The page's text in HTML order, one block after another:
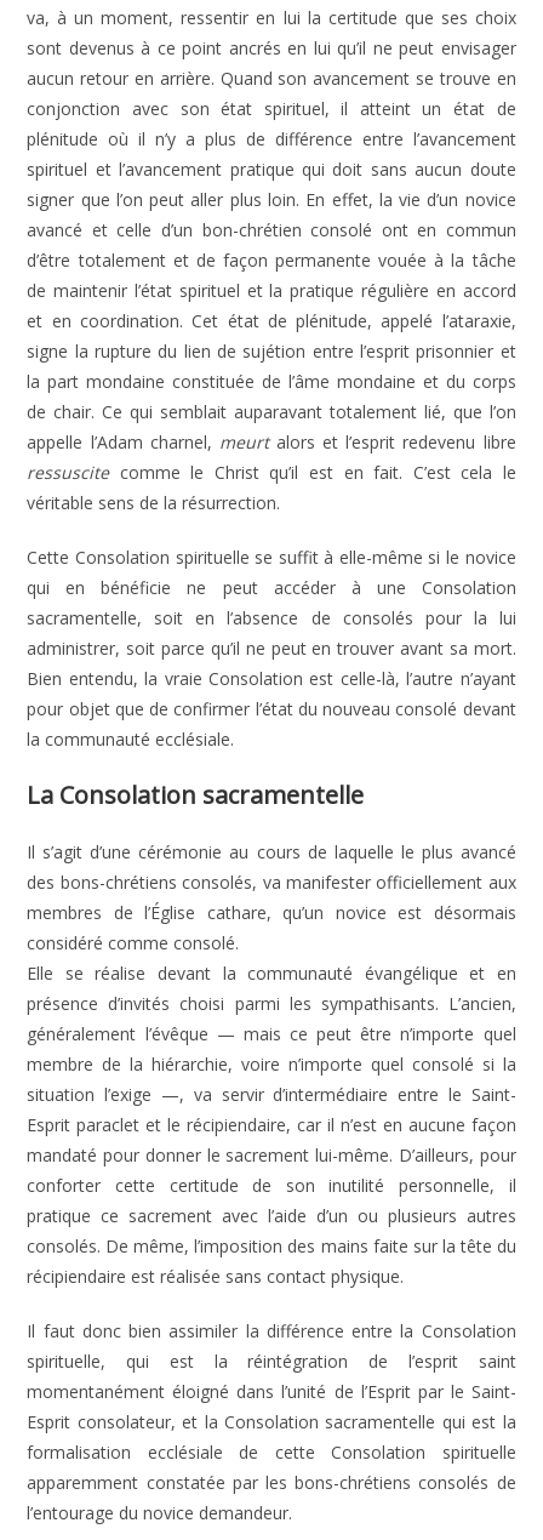
va, à un moment, ressentir en lui la certitude que ses choix
sont devenus à ce point ancrés en lui qu’il ne peut envisager
aucun retour en arrière. Quand son avancement se trouve en
conjonction avec son état spirituel, il atteint un état de
plénitude où il n’y a plus de différence entre l’avancement
spirituel et l’avancement pratique qui doit sans aucun doute
signer que l’on peut aller plus loin. En effet, la vie d’un novice
avancé et celle d’un bon-chrétien consolé ont en commun
d’être totalement et de façon permanente vouée à la tâche
de maintenir l’état spirituel et la pratique régulière en accord
et en coordination. Cet état de plénitude, appelé l’ataraxie,
signe la rupture du lien de sujétion entre l’esprit prisonnier et
la part mondaine constituée de l’âme mondaine et du corps
de chair. Ce qui semblait auparavant totalement lié, que l’on
appelle l’Adam charnel, meurtalors et l’esprit redevenu libre
ressuscitecomme le Christ qu’il est en fait. C’est cela le
véritable sens de la résurrection.
Cette Consolation spirituelle se suffit à elle-même si le novice
qui en bénéficie ne peut accéder à une Consolation
sacramentelle, soit en l’absence de consolés pour la lui
administrer, soit parce qu’il ne peut en trouver avant sa mort.
Bien entendu, la vraie Consolation est celle-là, l’autre n’ayant
pour objet que de confirmer l’état du nouveau consolé devant
la communauté ecclésiale.
La Consolation sacramentelle
Il s’agit d’une cérémonie au cours de laquelle le plus avancé
des bons-chrétiens consolés, va manifester officiellement aux
membres de l’Église cathare, qu’un novice est désormais
considéré comme consolé.
Elle se réalise devant la communauté évangélique et en
présence d’invités choisi parmi les sympathisants. L’ancien,
généralement l’évêque — mais ce peut être n’importe quel
membre de la hiérarchie, voire n’importe quel consolé si la
situation l’exige —, va servir d’intermédiaire entre le Saint-
Esprit paraclet et le récipiendaire, car il n’est en aucune façon
mandaté pour donner le sacrement lui-même. D’ailleurs, pour
conforter cette certitude de son inutilité personnelle, il
pratique ce sacrement avec l’aide d’un ou plusieurs autres
consolés. De même, l’imposition des mains faite sur la tête du
récipiendaire est réalisée sans contact physique.
Il faut donc bien assimiler la différence entre la Consolation
spirituelle, qui est la réintégration de l’esprit saint
momentanément éloigné dans l’unité de l’Esprit par le Saint-
Esprit consolateur, et la Consolation sacramentelle qui est la
formalisation ecclésiale de cette Consolation spirituelle
apparemment constatée par les bons-chrétiens consolés de
l’entourage du novice demandeur.